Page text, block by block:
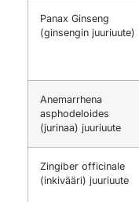
Panax Ginseng
(ginsengin juuriuute)
Anemarrhena
asphodeloides
(jurinaa) juuriuute
Zingiber officinale
(inkivääri) juuriuute